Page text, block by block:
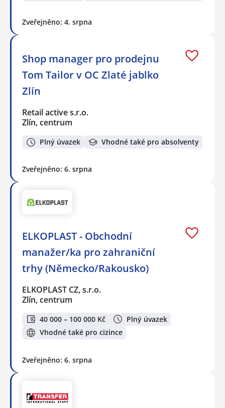
Zveřejněno: 4. srpna
Shop manager pro prodejnu
Tom Tailor v OC Zlaté jablko
Zlín
Retail active s.r.o.
Zlín, centrum
Plný úvazek Vhodné také pro absolventy
Zveřejněno: 6. srpna
ELKOPLAST - Obchodní
manažer/ka pro zahraniční
trhy (Německo/Rakousko)
ELKOPLAST CZ, s.r.o.
Zlín, centrum
40 000 – 100 000 Kč
Plný úvazek
Vhodné také pro cizince
Zveřejněno: 6. srpna